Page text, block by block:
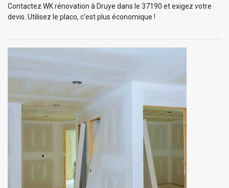
Contactez WK rénovation à Druye dans le 37190 et exigez votre
devis. Utilisez le placo, c’est plus économique !